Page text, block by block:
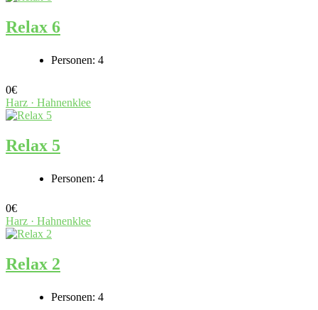
Relax 6
Personen: 4
0€
Harz · Hahnenklee
Relax 5
Personen: 4
0€
Harz · Hahnenklee
Relax 2
Personen: 4